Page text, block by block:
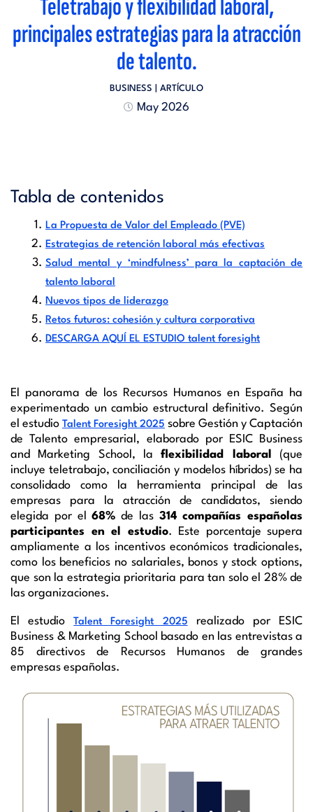
Teletrabajo y flexibilidad laboral,
principales estrategias para la atracción
de talento.
BUSINESS | ARTÍCULO
May 2026
Tabla de contenidos
La Propuesta de Valor del Empleado (PVE)
Estrategias de retención laboral más efectivas
Salud mental y ‘mindfulness’ para la captación de
talento laboral
Nuevos tipos de liderazgo
Retos futuros: cohesión y cultura corporativa
DESCARGA AQUÍ EL ESTUDIO talent foresight
El panorama de los Recursos Humanos en España ha
experimentado un cambio estructural definitivo. Según
el estudio Talent Foresight 2025 sobre Gestión y Captación
de Talento empresarial, elaborado por ESIC Business
and Marketing School, laflexibilidad laboral
(que
incluye teletrabajo, conciliación y modelos híbridos) se ha
consolidado como la herramienta principal de las
empresas para la atracción de candidatos, siendo
elegida por el68% de las 314 compañías españolas
participantes en el estudio. Este porcentaje supera
ampliamente a los incentivos económicos tradicionales,
como los beneficios no salariales, bonos y stock options,
que son la estrategia prioritaria para tan solo el 28% de
las organizaciones.
El estudioTalent Foresight 2025
realizado por ESIC
Business & Marketing School basado en las entrevistas a
85 directivos de Recursos Humanos de grandes
empresas españolas.